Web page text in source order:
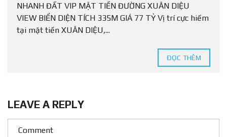
NHANH ĐẤT VIP MẶT TIỀN ĐƯỜNG XUÂN DIỆU
VIEW BIỂN DIỆN TÍCH 335M GIÁ 77 TỶ Vị trí cực hiếm
tại mặt tiền XUÂN DIỆU,...
ĐỌC THÊM
LEAVE A REPLY